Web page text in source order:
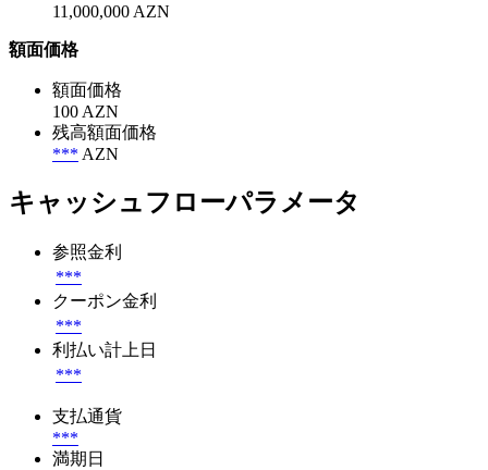
11,000,000 AZN
額面価格
額面価格
100 AZN
残高額面価格
*** AZN
キャッシュフローパラメータ
参照金利
***
クーポン金利
***
利払い計上日
***
支払通貨
***
満期日